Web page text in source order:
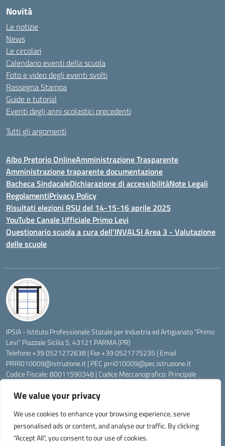
We value your privacy
We use cookies to enhance your browsing experience, serve
personalised ads or content, and analyse our traffic. By clicking
"Accept All", you consent to our use of cookies.
Novità
Le notizie
News
Le circolari
Calendario eventi della scuola
Foto e video degli eventi svolti
Rassegna Stampa
Guide e tutorial
Eventi degli anni scolastici precedenti
Tutti gli argomenti
Albo Pretorio OnlineAmministrazione Trasparente
Amministrazione traparente documentazione
Bacheca SindacaleDichiarazione di accessibilitàNote Legali
RegolamentiPrivacy Policy
Risultati elezioni RSU del 14-15-16 aprile 2025
YouTube Canale Ufficiale Primo Levi
Questionario scuola a cura dell'INVALSI Area 3 - Valutazione
delle scuole
IPSIA - Istituto Professionale Statale per Industria ed Artigianato “Primo
Levi” Piazzale Sicilia 5, 43121 PARMA (PR)
Telefono +39 0521272638 | Fax +39 0521775235 | Email
PRRI010009@istruzione.it| PEC prri010009@pec.istruzione.it
Codice Fiscale: 80011590348 | Codice Meccanografico: Principale
Codice Univoco di Fatturazione: UFW76E | Codice Ente Tesoreria:
Corrente Postale N.: 00222430